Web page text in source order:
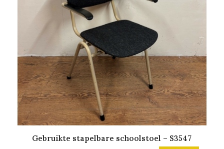
Gebruikte stapelbare schoolstoel – S3547